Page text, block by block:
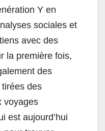
Y en
sociales et
avec des
la première fois,
des
des
voyages
est aujourd’hui